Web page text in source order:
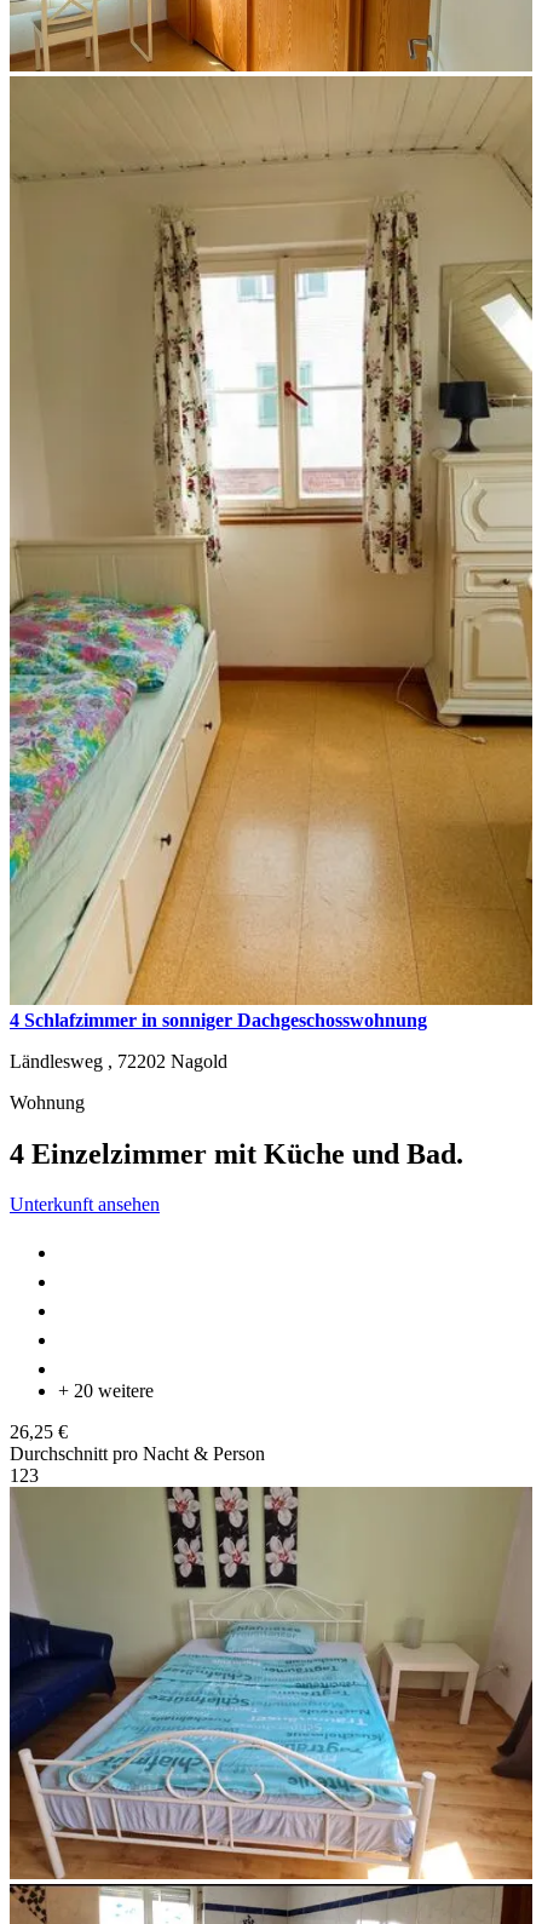
4 Schlafzimmer in sonniger Dachgeschosswohnung
Ländlesweg , 72202 Nagold
Wohnung
4 Einzelzimmer mit Küche und Bad.
Unterkunft ansehen
+ 20 weitere
26,25 €
Durchschnitt pro Nacht & Person
123